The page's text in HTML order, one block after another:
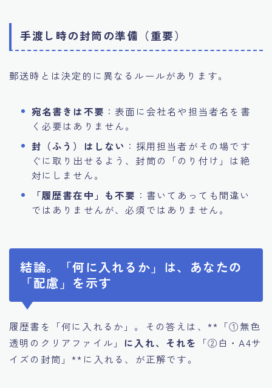
手渡し時の封筒の準備（重要）
郵送時とは決定的に異なるルールがあります。
宛名書きは不要 ：表面に会社名や担当者名を書
く必要はありません。
封（ふう）はしない ：採用担当者がその場です
ぐに取り出せるよう、封筒の「のり付け」は絶
対にしません。
「履歴書在中」も不要 ：書いてあっても間違い
ではありませんが、必須ではありません。
結論。「何に入れるか」は、あなたの
「配慮」を示す
履歴書を「何に入れるか」。その答えは、**「①無色
透明のクリアファイル」 に入れ、それを
「②白・A4サ
イズの封筒」**に入れる、が正解です。